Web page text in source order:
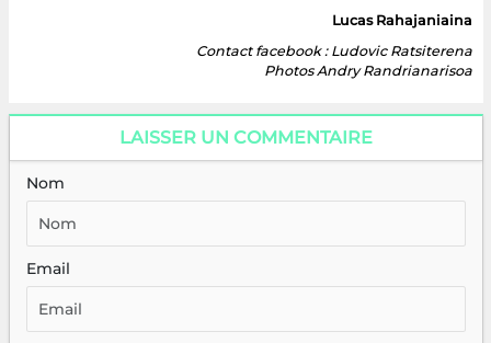
Lucas Rahajaniaina
Contact facebook : Ludovic Ratsiterena
Photos Andry Randrianarisoa
LAISSER UN COMMENTAIRE
Nom
Email